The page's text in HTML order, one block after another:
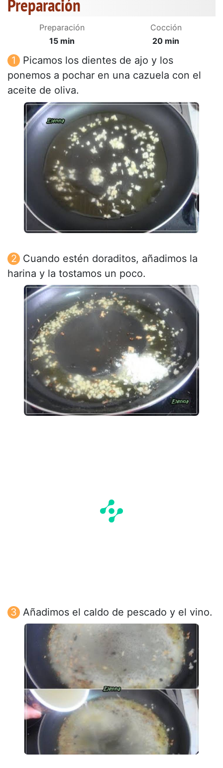
Preparación
Preparación
15 min
Cocción
20 min
Picamos los dientes de ajo y los
ponemos a pochar en una cazuela con el
aceite de oliva.
Cuando estén doraditos, añadimos la
harina y la tostamos un poco.
Añadimos el caldo de pescado y el vino.